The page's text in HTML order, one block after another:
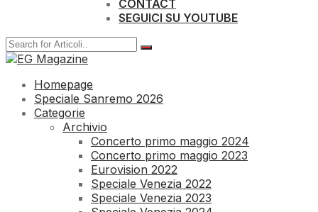
CONTACT
SEGUICI SU YOUTUBE
Homepage
Speciale Sanremo 2026
Categorie
Archivio
Concerto primo maggio 2024
Concerto primo maggio 2023
Eurovision 2022
Speciale Venezia 2022
Speciale Venezia 2023